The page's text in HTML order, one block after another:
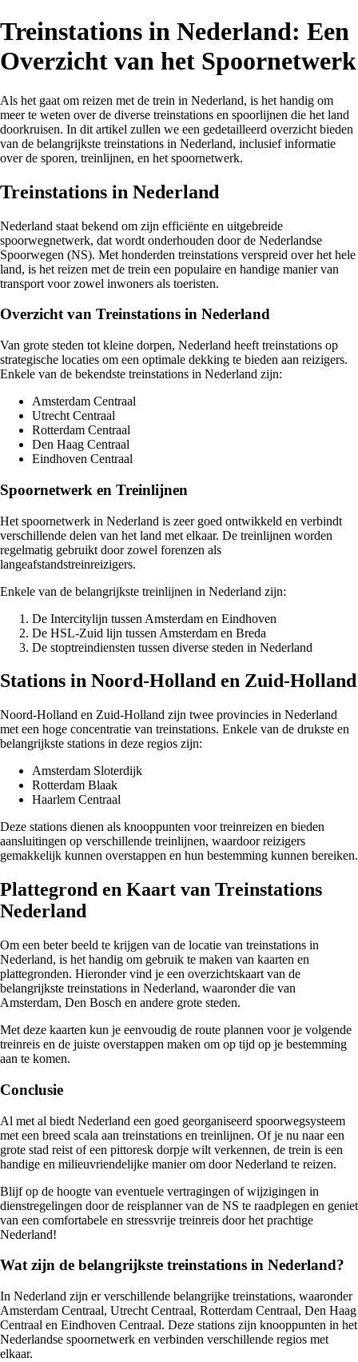
Treinstations in Nederland: Een
Overzicht van het Spoornetwerk
Als het gaat om reizen met de trein in Nederland, is het handig om
meer te weten over de diverse treinstations en spoorlijnen die het land
doorkruisen. In dit artikel zullen we een gedetailleerd overzicht bieden
van de belangrijkste treinstations in Nederland, inclusief informatie
over de sporen, treinlijnen, en het spoornetwerk.
Treinstations in Nederland
Nederland staat bekend om zijn efficiënte en uitgebreide
spoorwegnetwerk, dat wordt onderhouden door de Nederlandse
Spoorwegen (NS). Met honderden treinstations verspreid over het hele
land, is het reizen met de trein een populaire en handige manier van
transport voor zowel inwoners als toeristen.
Overzicht van Treinstations in Nederland
Van grote steden tot kleine dorpen, Nederland heeft treinstations op
strategische locaties om een optimale dekking te bieden aan reizigers.
Enkele van de bekendste treinstations in Nederland zijn:
Amsterdam Centraal
Utrecht Centraal
Rotterdam Centraal
Den Haag Centraal
Eindhoven Centraal
Spoornetwerk en Treinlijnen
Het spoornetwerk in Nederland is zeer goed ontwikkeld en verbindt
verschillende delen van het land met elkaar. De treinlijnen worden
regelmatig gebruikt door zowel forenzen als
langeafstandstreinreizigers.
Enkele van de belangrijkste treinlijnen in Nederland zijn:
De Intercitylijn tussen Amsterdam en Eindhoven
De HSL-Zuid lijn tussen Amsterdam en Breda
De stoptreindiensten tussen diverse steden in Nederland
Stations in Noord-Holland en Zuid-Holland
Noord-Holland en Zuid-Holland zijn twee provincies in Nederland
met een hoge concentratie van treinstations. Enkele van de drukste en
belangrijkste stations in deze regios zijn:
Amsterdam Sloterdijk
Rotterdam Blaak
Haarlem Centraal
Deze stations dienen als knooppunten voor treinreizen en bieden
aansluitingen op verschillende treinlijnen, waardoor reizigers
gemakkelijk kunnen overstappen en hun bestemming kunnen bereiken.
Plattegrond en Kaart van Treinstations
Nederland
Om een beter beeld te krijgen van de locatie van treinstations in
Nederland, is het handig om gebruik te maken van kaarten en
plattegronden. Hieronder vind je een overzichtskaart van de
belangrijkste treinstations in Nederland, waaronder die van
Amsterdam, Den Bosch en andere grote steden.
Met deze kaarten kun je eenvoudig de route plannen voor je volgende
treinreis en de juiste overstappen maken om op tijd op je bestemming
aan te komen.
Conclusie
Al met al biedt Nederland een goed georganiseerd spoorwegsysteem
met een breed scala aan treinstations en treinlijnen. Of je nu naar een
grote stad reist of een pittoresk dorpje wilt verkennen, de trein is een
handige en milieuvriendelijke manier om door Nederland te reizen.
Blijf op de hoogte van eventuele vertragingen of wijzigingen in
dienstregelingen door de reisplanner van de NS te raadplegen en geniet
van een comfortabele en stressvrije treinreis door het prachtige
Nederland!
Wat zijn de belangrijkste treinstations in Nederland?
In Nederland zijn er verschillende belangrijke treinstations, waaronder
Amsterdam Centraal, Utrecht Centraal, Rotterdam Centraal, Den Haag
Centraal en Eindhoven Centraal. Deze stations zijn knooppunten in het
Nederlandse spoornetwerk en verbinden verschillende regios met
elkaar.